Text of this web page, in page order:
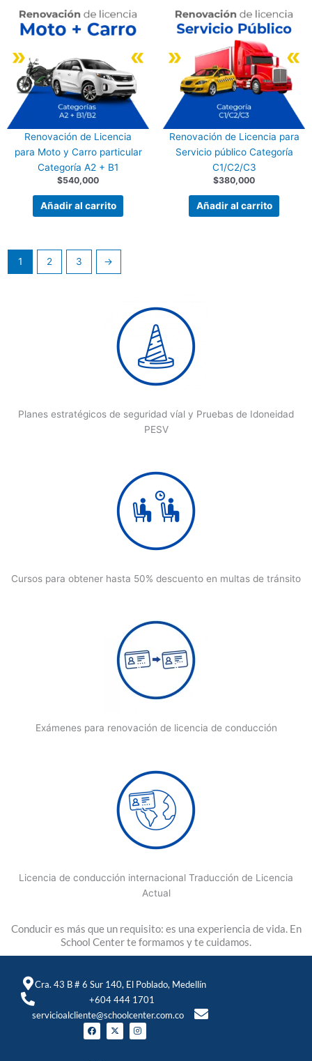
Renovación de Licencia
para Moto y Carro particular
Categoría A2 + B1
$540,000
Añadir al carrito
Renovación de Licencia para
Servicio público Categoría
C1/C2/C3
$380,000
Añadir al carrito
1 2 3 →
Planes estratégicos de seguridad víal y Pruebas de Idoneidad
PESV
Cursos para obtener hasta 50% descuento en multas de tránsito
Exámenes para renovación de licencia de conducción
Licencia de conducción internacional Traducción de Licencia
Actual
Conducir es más que un requisito: es una experiencia de vida. En
School Center te formamos y te cuidamos.
Cra. 43 B # 6 Sur 140, El Poblado, Medellín
+604 444 1701
servicioalcliente@schoolcenter.com.co
F
a
c
X
-
t
I
n
s